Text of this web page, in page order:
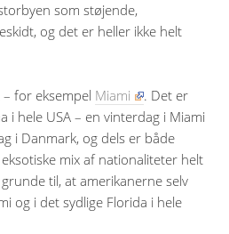
som støjende,
og det er heller ikke helt
for eksempel Miami
. Det er
i hele USA – en vinterdag i Miami
i Danmark, og dels er både
mix af nationaliteter helt
til, at amerikanerne selv
og i det sydlige Florida i hele